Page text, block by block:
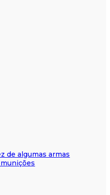
de algumas armas